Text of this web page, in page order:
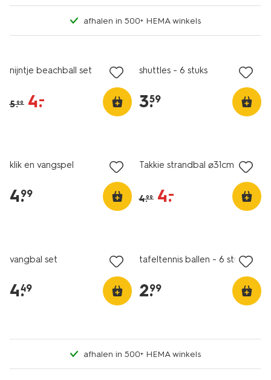
afhalen in 500+ HEMA winkels
nijntje beachball set
5.99 4.
–
shuttles - 6 stuks
3.
59
klik en vangspel
4.
99
Takkie strandbal ⌀31cm
4.99 4.
–
vangbal set
4.
49
tafeltennis ballen - 6 stuks
2.
99
afhalen in 500+ HEMA winkels